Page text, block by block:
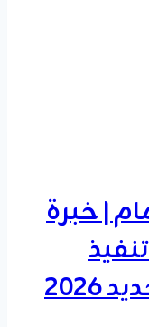
| خبرة